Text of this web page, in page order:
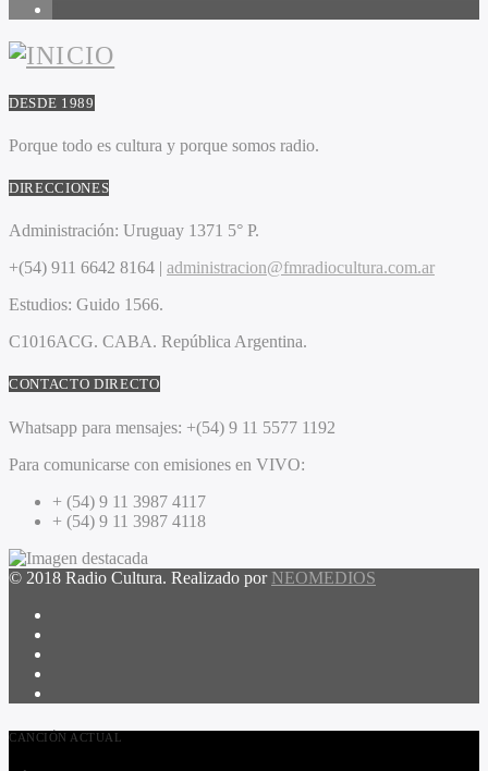
DESDE 1989
Porque todo es cultura y porque somos radio.
DIRECCIONES
Administración: Uruguay 1371 5° P.
+(54) 911 6642 8164 | administracion@fmradiocultura.com.ar
Estudios: Guido 1566.
C1016ACG. CABA. República Argentina.
CONTACTO DIRECTO
Whatsapp para mensajes: +(54) 9 11 5577 1192
Para comunicarse con emisiones en VIVO:
+ (54) 9 11 3987 4117
+ (54) 9 11 3987 4118
© 2018 Radio Cultura. Realizado por NEOMEDIOS
CANCIÓN ACTUAL